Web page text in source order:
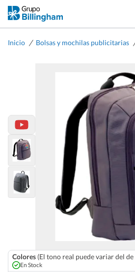
Inicio / Bolsas y mochilas publicitarias
Colores (El tono real puede variar del
En Stock